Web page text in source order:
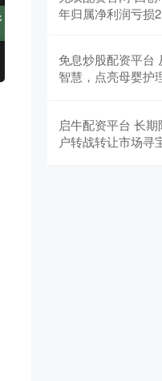
年归属净利润亏损
免息炒股配资平台
智慧，点亮母婴护
启牛配资平台 长期
户转战转让市场寻